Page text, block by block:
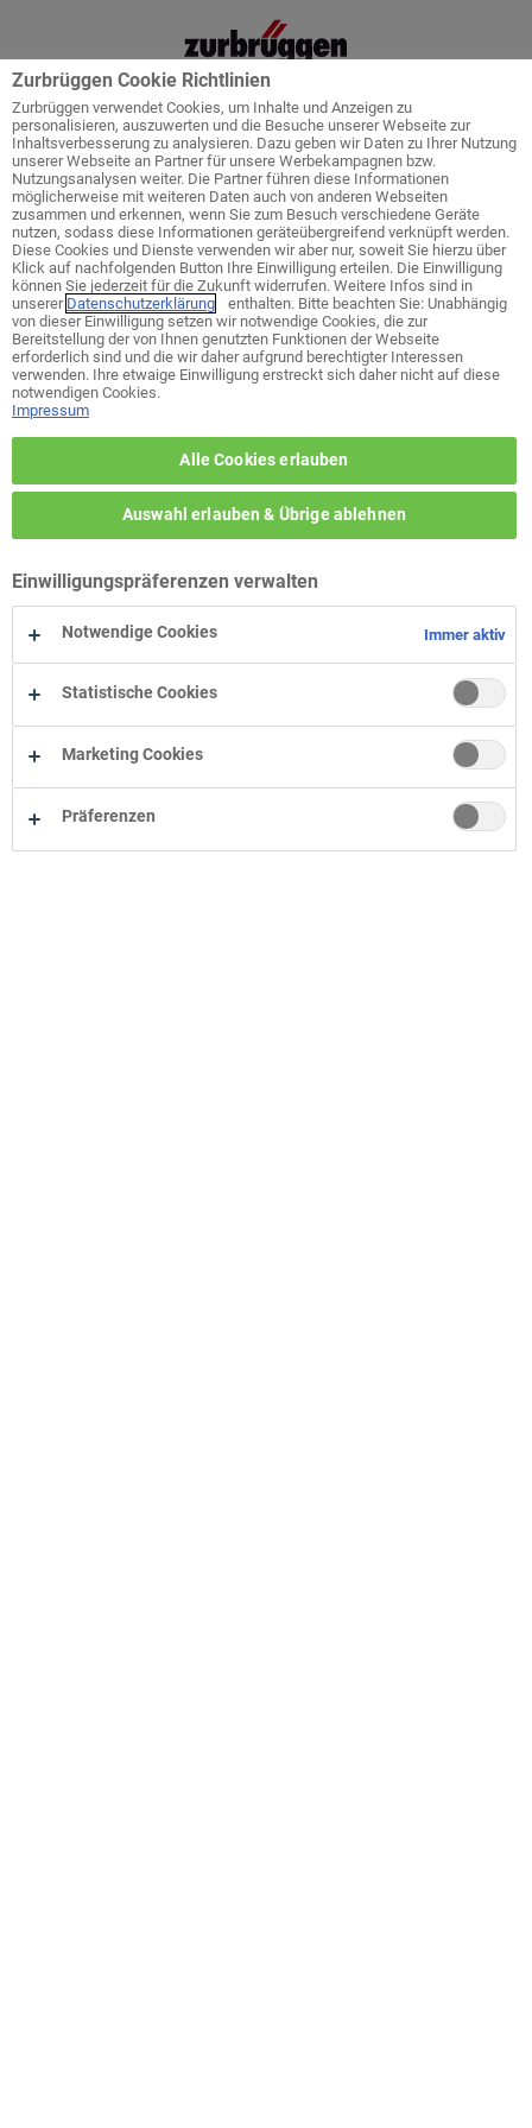
Startseite Service Küchenplanung
Welches ist ihr bevorzugtes Wohn-
Zentrum?
zurück zur Themen-Auswahl
Wohn-Zentrum Unna
Wohn-Zentrum Delmenhorst
Wohn-Zentrum Bielefeld
Wohn-Zentrum Oelde
Wohn-Zentrum Herne
Zurbrüggen Cookie Richtlinien
Zurbrüggen verwendet Cookies, um Inhalte und Anzeigen zu
personalisieren, auszuwerten und die Besuche unserer Webseite zur
Inhaltsverbesserung zu analysieren. Dazu geben wir Daten zu Ihrer Nutzung
unserer Webseite an Partner für unsere Werbekampagnen bzw.
Nutzungsanalysen weiter. Die Partner führen diese Informationen
möglicherweise mit weiteren Daten auch von anderen Webseiten
zusammen und erkennen, wenn Sie zum Besuch verschiedene Geräte
nutzen, sodass diese Informationen geräteübergreifend verknüpft werden.
Diese Cookies und Dienste verwenden wir aber nur, soweit Sie hierzu über
Klick auf nachfolgenden Button Ihre Einwilligung erteilen. Die Einwilligung
können Sie jederzeit für die Zukunft widerrufen. Weitere Infos sind in
unserer Datenschutzerklärung
enthalten. Bitte beachten Sie: Unabhängig
von dieser Einwilligung setzen wir notwendige Cookies, die zur
Bereitstellung der von Ihnen genutzten Funktionen der Webseite
erforderlich sind und die wir daher aufgrund berechtigter Interessen
verwenden. Ihre etwaige Einwilligung erstreckt sich daher nicht auf diese
notwendigen Cookies.
Impressum
Alle Cookies erlauben
Auswahl erlauben & Übrige ablehnen
Einwilligungspräferenzen verwalten
Notwendige Cookies Immer aktiv
Statistische Cookies
Marketing Cookies
Präferenzen